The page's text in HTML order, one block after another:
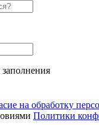
заполнения
на обработку
Политики